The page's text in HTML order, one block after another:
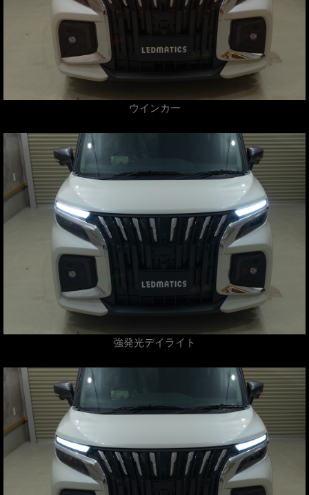
ウインカー
強発光デイライト